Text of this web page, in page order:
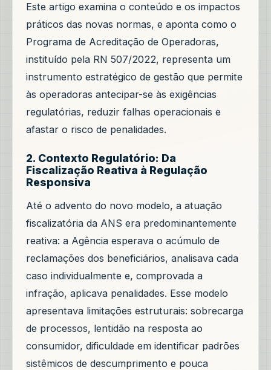
Este artigo examina o conteúdo e os impactos
práticos das novas normas, e aponta como o
Programa de Acreditação de Operadoras,
instituído pela RN 507/2022, representa um
instrumento estratégico de gestão que permite
às operadoras antecipar-se às exigências
regulatórias, reduzir falhas operacionais e
afastar o risco de penalidades.
2. Contexto Regulatório: Da
Fiscalização Reativa à Regulação
Responsiva
Até o advento do novo modelo, a atuação
fiscalizatória da ANS era predominantemente
reativa: a Agência esperava o acúmulo de
reclamações dos beneficiários, analisava cada
caso individualmente e, comprovada a
infração, aplicava penalidades. Esse modelo
apresentava limitações estruturais: sobrecarga
de processos, lentidão na resposta ao
consumidor, dificuldade em identificar padrões
sistêmicos de descumprimento e pouca